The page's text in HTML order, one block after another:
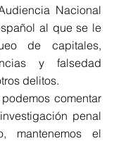
Nacional
al que se le
de capitales,
y falsedad
delitos.
comentar
penal
mantenemos el